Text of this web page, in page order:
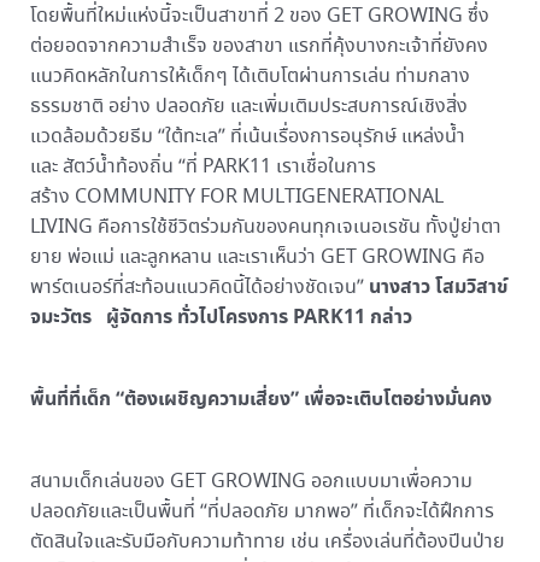
โดยพื้นที่ใหม่แห่งนี้จะเป็นสาขาที่ 2 ของ GET GROWING ซึ่ง
ต่อยอดจากความสำเร็จ ของสาขา แรกที่คุ้งบางกะเจ้าที่ยังคง
แนวคิดหลักในการให้เด็กๆ ได้เติบโตผ่านการเล่น ท่ามกลาง
ธรรมชาติ อย่าง ปลอดภัย และเพิ่มเติมประสบการณ์เชิงสิ่ง
แวดล้อมด้วยธีม “ใต้ทะเล” ที่เน้นเรื่องการอนุรักษ์ แหล่งน้ำ
และ สัตว์น้ำท้องถิ่น “ที่ PARK11 เราเชื่อในการ
สร้าง COMMUNITY FOR MULTIGENERATIONAL
LIVING คือการใช้ชีวิตร่วมกันของคนทุกเจเนอเรชัน ทั้งปู่ย่าตา
ยาย พ่อแม่ และลูกหลาน และเราเห็นว่า GET GROWING คือ
พาร์ตเนอร์ที่สะท้อนแนวคิดนี้ได้อย่างชัดเจน” นางสาว โสมวิสาข์
จมะวัตร ผู้จัดการ ทั่วไปโครงการ PARK11 กล่าว
พื้นที่ที่เด็ก “ต้องเผชิญความเสี่ยง” เพื่อจะเติบโตอย่างมั่นคง
สนามเด็กเล่นของ GET GROWING ออกแบบมาเพื่อความ
ปลอดภัยและเป็นพื้นที่ “ที่ปลอดภัย มากพอ” ที่เด็กจะได้ฝึกการ
ตัดสินใจและรับมือกับความท้าทาย เช่น เครื่องเล่นที่ต้องปีนป่าย